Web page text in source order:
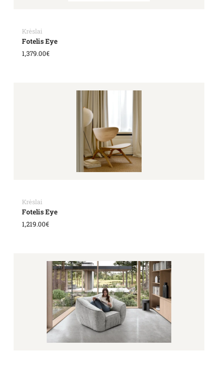
Krėslai
Fotelis Eye
1,379.00€
Krėslai
Fotelis Eye
1,219.00€
range:
3,102.00€
through
3,943.00€